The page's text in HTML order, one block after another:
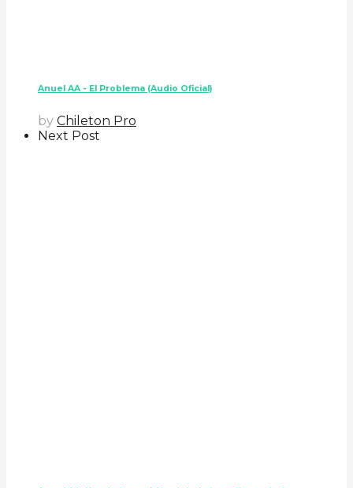
Anuel AA - El Problema (Audio Oficial)
by Chileton Pro
Next Post